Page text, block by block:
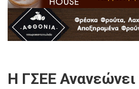
H ΓΣΕΕ Ανανεώνει